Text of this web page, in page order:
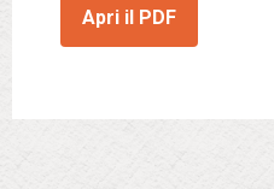
Apri il PDF